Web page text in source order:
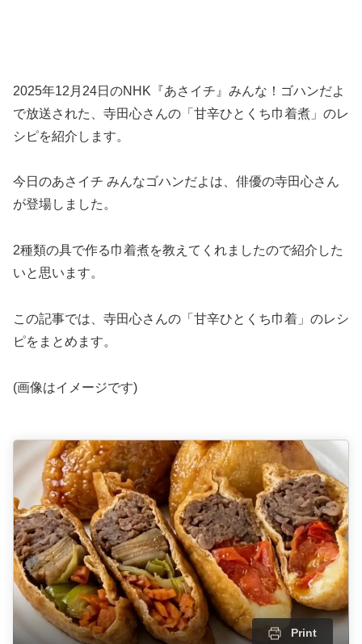
2025年12月24日のNHK『あさイチ』みんな！ゴハンだよ
で放送された、寺田心さんの「甘辛ひとくち巾着煮」のレ
シピを紹介します。
今日のあさイチ みんなゴハンだよは、俳優の寺田心さん
が登場しました。
2種類の具で作る巾着煮を教えてくれましたので紹介した
いと思います。
この記事では、寺田心さんの「甘辛ひとくち巾着」のレシ
ピをまとめます。
(画像はイメージです)
Print